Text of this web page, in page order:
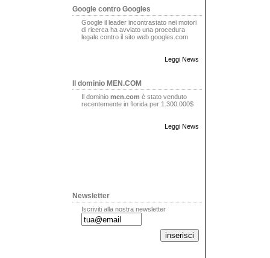
Google contro Googles
Google il leader incontrastato nei motori
di ricerca ha avviato una procedura
legale contro il sito web googles.com
Leggi News
Il dominio MEN.COM
Il dominio men.com è stato venduto
recentemente in florida per 1.300.000$
Leggi News
Newsletter
Iscriviti alla nostra newsletter